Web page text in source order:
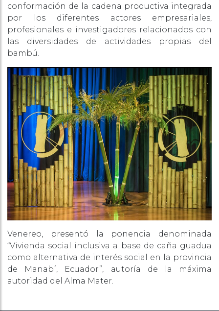
conformación de la cadena productiva integrada
por los diferentes actores empresariales,
profesionales e investigadores relacionados con
las diversidades de actividades propias del
bambú.
Venereo, presentó la ponencia denominada
“Vivienda social inclusiva a base de caña guadua
como alternativa de interés social en la provincia
de Manabí, Ecuador”, autoría de la máxima
autoridad del Alma Mater.